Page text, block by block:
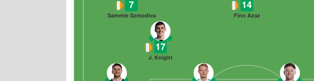
17
J. Knight
7
Sammie Szmodics
14
Finn Azaz